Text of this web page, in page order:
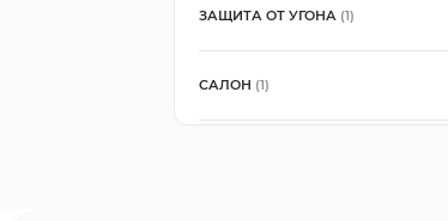
ЗАЩИТА ОТ УГОНА (1)
САЛОН (1)